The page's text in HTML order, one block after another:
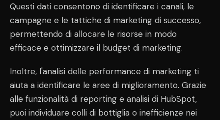
Questi dati consentono di identificare i canali, le
campagne e le tattiche di marketing di successo,
permettendo di allocare le risorse in modo
efficace e ottimizzare il budget di marketing.
Inoltre, l'analisi delle performance di marketing ti
aiuta a identificare le aree di miglioramento. Grazie
alle funzionalità di reporting e analisi di HubSpot,
puoi individuare colli di bottiglia o inefficienze nei